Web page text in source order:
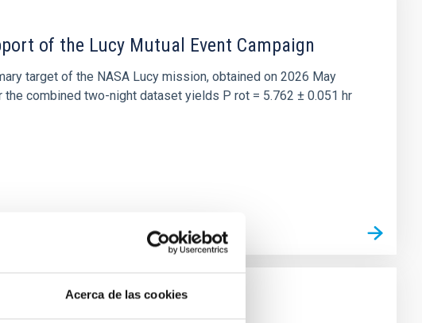
Acerca de las cookies
of the Lucy Mutual Event Campaign
target of the NASA Lucy mission, obtained on 2026 May
combined two-night dataset yields P rot = 5.762 ± 0.051 hr